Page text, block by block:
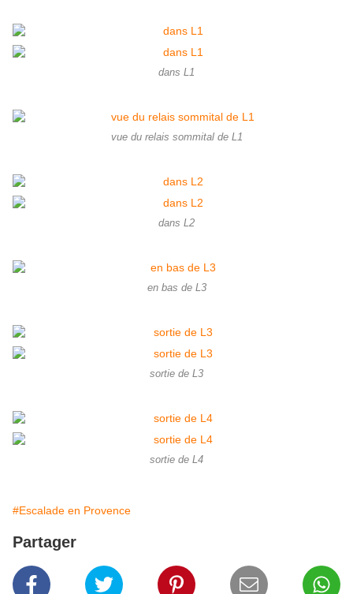
dans L1
vue du relais sommital de L1
dans L2
en bas de L3
sortie de L3
sortie de L4
#Escalade en Provence
Partager